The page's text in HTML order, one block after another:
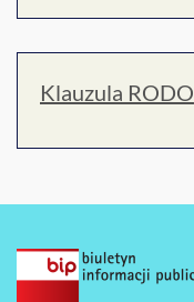
Klauzula RODO